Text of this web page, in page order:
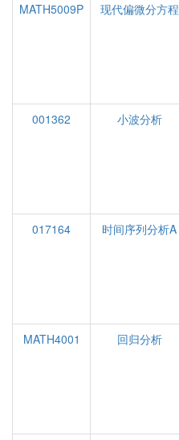
MATH5009P
现代偏微分方程
001362
小波分析
017164
时间序列分析A
MATH4001
回归分析